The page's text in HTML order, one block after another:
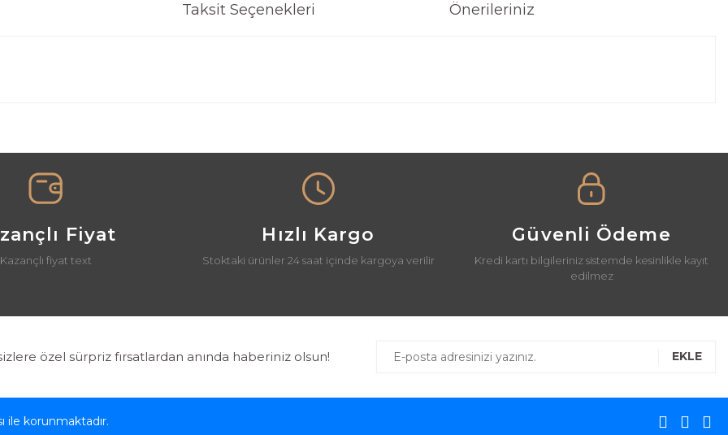
Taksit Seçenekleri Önerileriniz
Fiyat
Kazançlı fiyat text
Hızlı Kargo
Stoktaki ürünler 24 saat içinde kargoya verilir
Güvenli Ödeme
Kredi kartı bilgileriniz sistemde kesinlikle kayıt
edilmez
özel sürpriz fırsatlardan anında haberiniz olsun! EKLE
ile korunmaktadır.